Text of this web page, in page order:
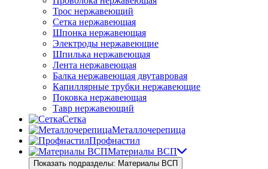
Трос нержавеющий
Сетка нержавеющая
Шпонка нержавеющая
Электроды нержавеющие
Шпилька нержавеющая
Лента нержавеющая
Балка нержавеющая двутавровая
Капиллярные трубки нержавеющие
Поковка нержавеющая
Тавр нержавеющий
Сетка
Металлочерепица
Профнастил
Материалы ВСП
Показать подразделы: Материалы ВСП